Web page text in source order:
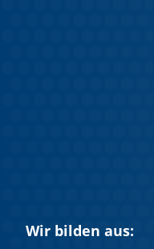
Wir bilden aus: